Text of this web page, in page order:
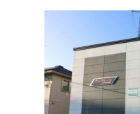
うお願い申し上
新築アパート
～B202号室
稲田２丁目 売地
2024-06-07